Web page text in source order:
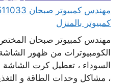
كمبيوتر بالمنزل
مهندس كمبيوتر صبحان
الكومبيوترات من ظهور
السوداء ، تعطيل كرت
، مشاكل وحدات الطاقة و